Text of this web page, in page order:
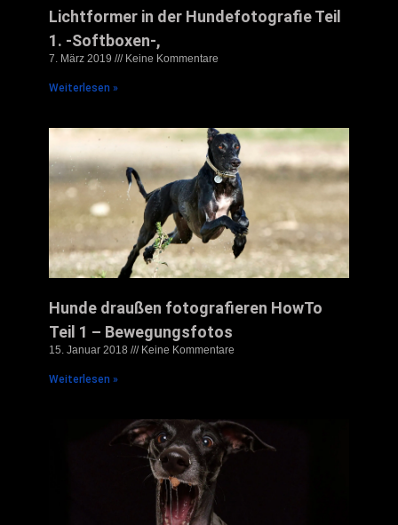
Lichtformer in der Hundefotografie Teil
1. -Softboxen-,
7. März 2019 Keine Kommentare
Weiterlesen »
Hunde draußen fotografieren HowTo
Teil 1 – Bewegungsfotos
15. Januar 2018 Keine Kommentare
Weiterlesen »